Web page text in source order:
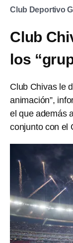
Club Deportivo
Club
los
Club Chivas le
animación”,
el que además
conjunto con el